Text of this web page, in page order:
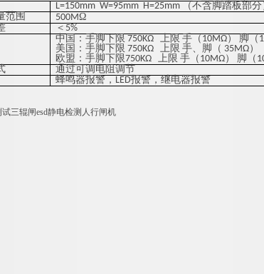
L=150mm W=95mm H=25mm （不含脚踏板部分
范围
500MΩ
＜5%
中国：手脚下限 750KΩ 上限 手（10MΩ） 脚（
美国：手脚下限 750KΩ 上限 手、脚（ 35MΩ）
欧盟：手脚下限750KΩ 上限 手（10MΩ） 脚（
通过可调电阻调节
蜂鸣器报警，LED报警，继电器报警